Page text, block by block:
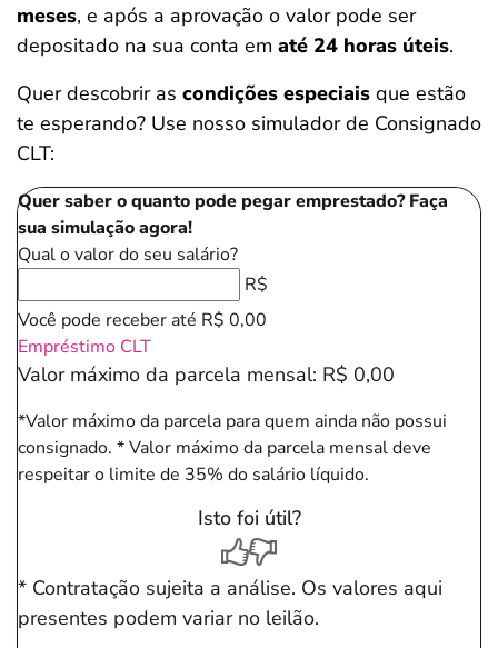
meses, e após a aprovação o valor pode ser
depositado na sua conta em até 24 horas úteis.
Quer descobrir as condições especiais que estão
te esperando? Use nosso simulador de Consignado
CLT:
Quer saber o quanto pode pegar emprestado? Faça
sua simulação agora!
Qual o valor do seu salário?
R$
Você pode receber até R$ 0,00
Empréstimo CLT
Valor máximo da parcela mensal: R$ 0,00
*Valor máximo da parcela para quem ainda não possui
consignado. * Valor máximo da parcela mensal deve
respeitar o limite de 35% do salário líquido.
Isto foi útil?
* Contratação sujeita a análise. Os valores aqui
presentes podem variar no leilão.